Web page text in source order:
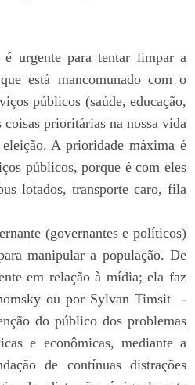
urgente para tentar limpar a
está mancomunado com o
públicos (saúde, educação,
prioritárias na nossa vida
A prioridade máxima é
públicos, porque é com eles
lotados, transporte caro, fila
(governantes e políticos)
manipular a população. De
em relação à mídia; ela faz
ou por Sylvan Timsit -
do público dos problemas
e econômicas, mediante a
de contínuas distrações